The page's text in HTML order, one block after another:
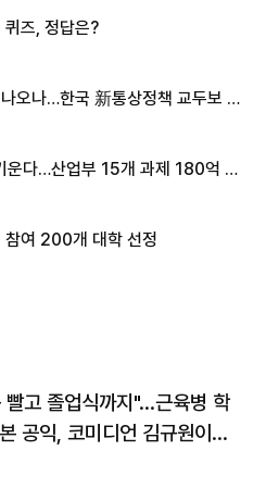
즈, 정답은?
오나…한국 新통상정책 교두보 활
운다…산업부 15개 과제 180억 지
참여 200개 대학 선정
빨고 졸업식까지"…근육병 학
공익, 코미디언 김규원이었